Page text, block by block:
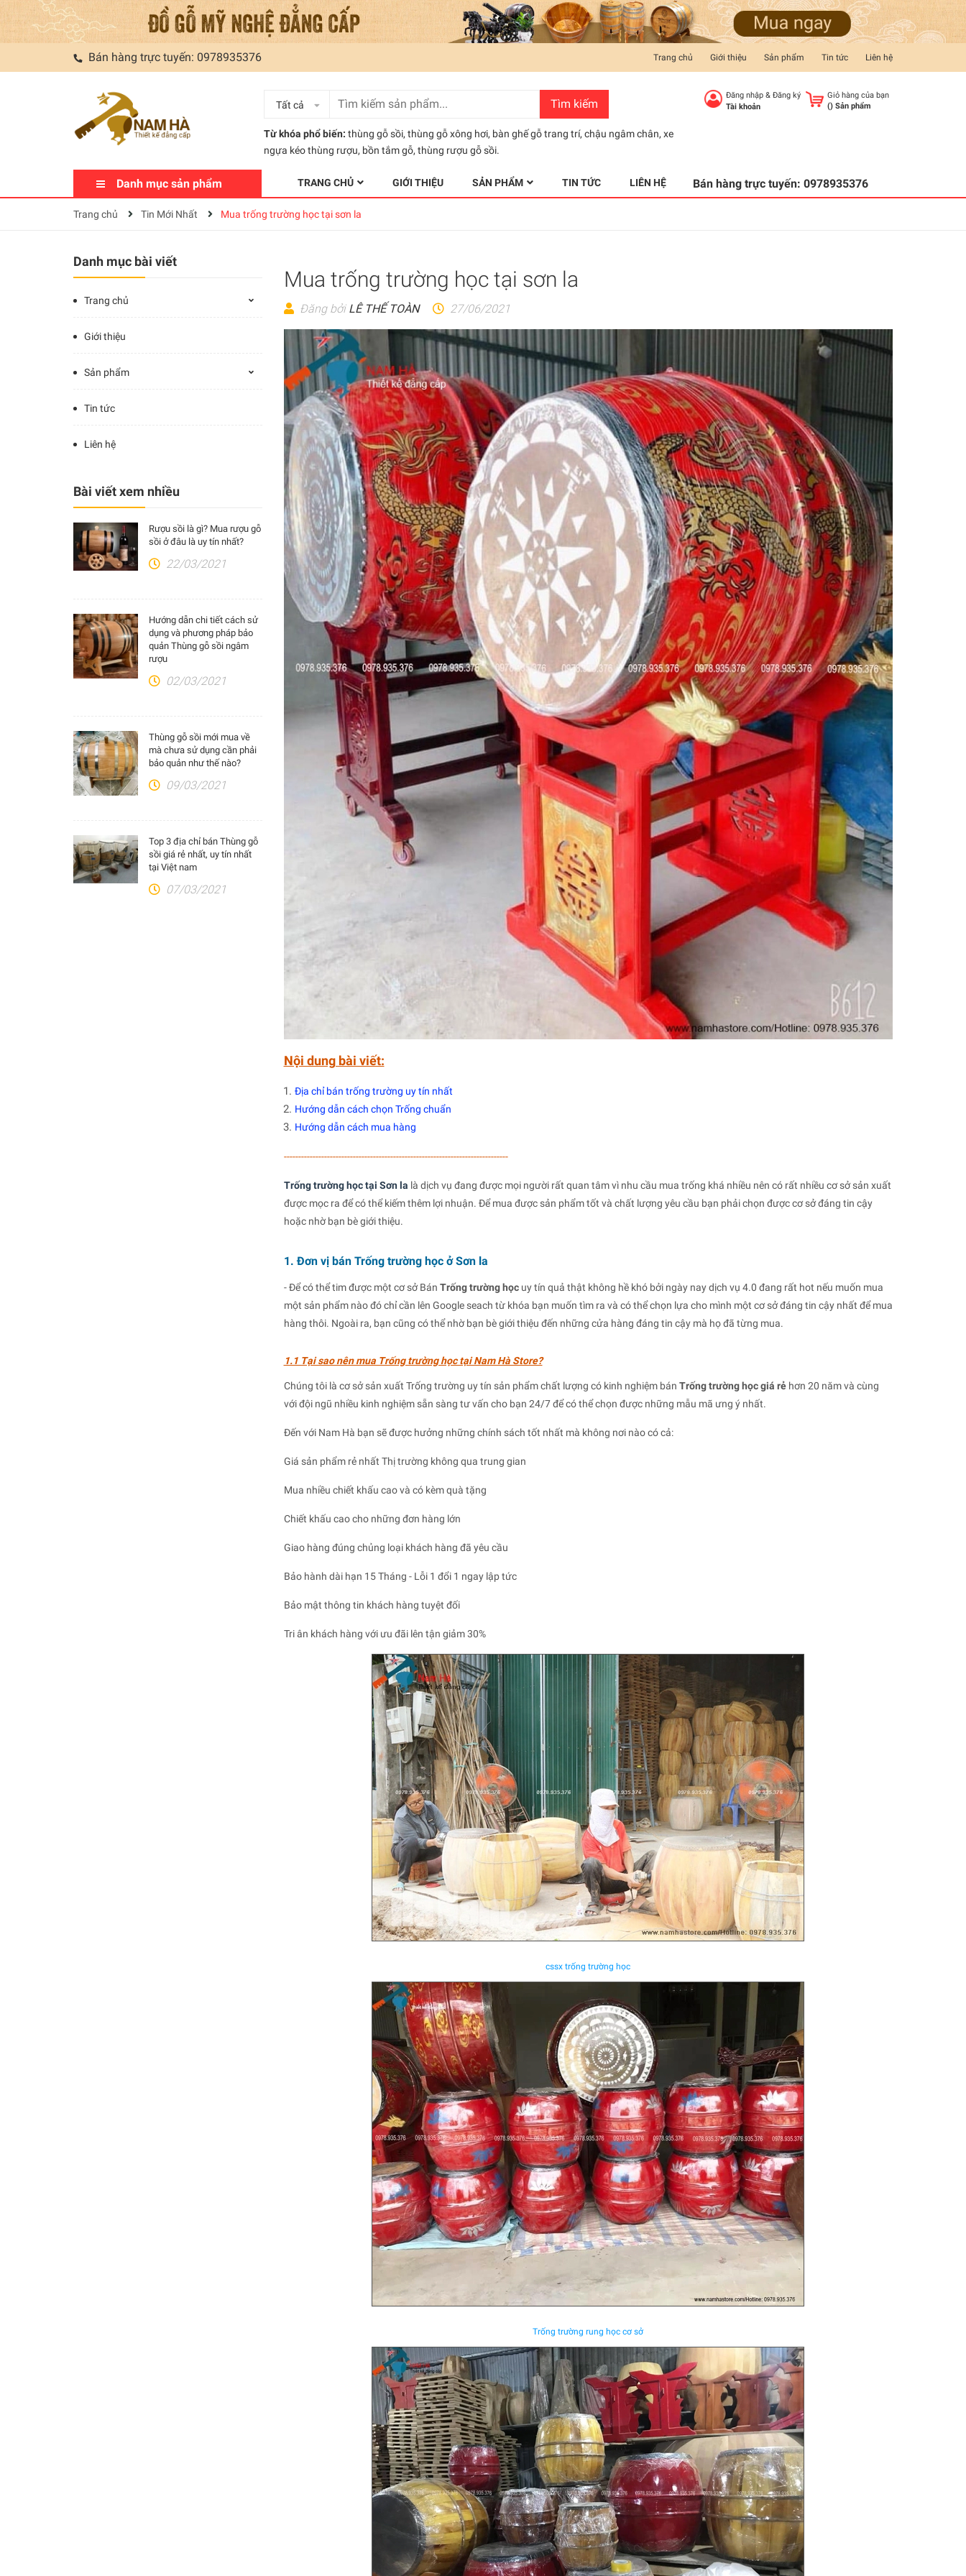
Bán hàng trực tuyến: 0978935376 Trang chủ Giới thiệu Sản phẩm Tin tức Liên hệ
Tất cả Tìm kiếm
Từ khóa phổ biến: thùng gỗ sồi, thùng gỗ xông hơi, bàn ghế gỗ trang trí, chậu ngâm chân, xe
ngựa kéo thùng rượu, bồn tắm gỗ, thùng rượu gỗ sồi.
Đăng nhập& Đăng ký
Tài khoản
Giỏ hàng của bạn
() Sản phẩm
Danh mục sản phẩm TRANG CHỦ GIỚI THIỆU SẢN PHẨM TIN TỨC LIÊN HỆ Bán hàng trực tuyến: 0978935376
Trang chủ Tin Mới Nhất Mua trống trường học tại sơn la
Danh mục bài viết
Trang chủ
Giới thiệu
Sản phẩm
Tin tức
Liên hệ
Bài viết xem nhiều
Rượu sồi là gì? Mua rượu gỗ
sồi ở đâu là uy tín nhất?
22/03/2021
Hướng dẫn chi tiết cách sử
dụng và phương pháp bảo
quản Thùng gỗ sồi ngâm
rượu
02/03/2021
Thùng gỗ sồi mới mua về
mà chưa sử dụng cần phải
bảo quản như thế nào?
09/03/2021
Top 3 địa chỉ bán Thùng gỗ
sồi giá rẻ nhất, uy tín nhất
tại Việt nam
07/03/2021
Mua trống trường học tại sơn la
Đăng bởi LÊ THẾ TOÀN 27/06/2021
Nội dung bài viết:
Địa chỉ bán trống trường uy tín nhất
Hướng dẫn cách chọn Trống chuẩn
Hướng dẫn cách mua hàng
------------------------------------------------------------------------------
Trống trường học tại Sơn la là dịch vụ đang được mọi người rất quan tâm vì nhu cầu mua trống khá nhiều nên có rất nhiều cơ sở sản xuất
được mọc ra để có thể kiếm thêm lợi nhuận. Để mua được sản phẩm tốt và chất lượng yêu cầu bạn phải chọn được cơ sở đáng tin cậy
hoặc nhờ bạn bè giới thiệu.
1. Đơn vị bán Trống trường học ở Sơn la
- Để có thể tim được một cơ sở Bán Trống trường họcuy tín quả thật không hề khó bởi ngày nay dịch vụ 4.0 đang rất hot nếu muốn mua
một sản phẩm nào đó chỉ cần lên Google seach từ khóa bạn muốn tìm ra và có thể chọn lựa cho mình một cơ sở đáng tin cậy nhất để mua
hàng thôi. Ngoài ra, bạn cũng có thể nhờ bạn bè giới thiệu đến những cửa hàng đáng tin cậy mà họ đã từng mua.
1.1 Tại sao nên mua Trống trường học tại Nam Hà Store?
Chúng tôi là cơ sở sản xuất Trống trường uy tín sản phẩm chất lượng có kinh nghiệm bán Trống trường học giá rẻhơn 20 năm và cùng
với đội ngũ nhiều kinh nghiệm sẵn sàng tư vấn cho bạn 24/7 để có thể chọn được những mẫu mã ưng ý nhất.
Đến với Nam Hà bạn sẽ được hưởng những chính sách tốt nhất mà không nơi nào có cả:
Giá sản phẩm rẻ nhất Thị trường không qua trung gian
Mua nhiều chiết khấu cao và có kèm quà tặng
Chiết khấu cao cho những đơn hàng lớn
Giao hàng đúng chủng loại khách hàng đã yêu cầu
Bảo hành dài hạn 15 Tháng - Lỗi 1 đổi 1 ngay lập tức
Bảo mật thông tin khách hàng tuyệt đối
Tri ân khách hàng với ưu đãi lên tận giảm 30%
cssx trống trường học
Trống trường rung học cơ sở